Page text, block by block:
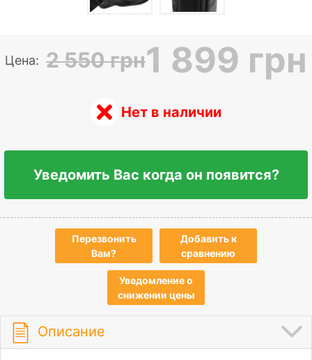
Цена: 2 550 грн1 899 грн
Нет в наличии
Уведомить Вас когда он появится?
Перезвонить
Вам?
Добавить к
сравнению
Уведомление о
снижении цены
Описание